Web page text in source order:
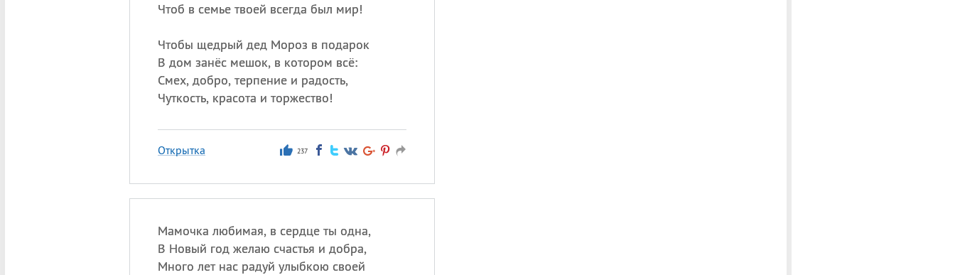
Чтоб в семье твоей всегда был мир!
Чтобы щедрый дед Мороз в подарок
В дом занёс мешок, в котором всё:
Смех, добро, терпение и радость,
Чуткость, красота и торжество!
Открытка 237
Мамочка любимая, в сердце ты одна,
В Новый год желаю счастья и добра,
Много лет нас радуй улыбкою своей